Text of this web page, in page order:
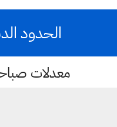
الحدود
معدلات